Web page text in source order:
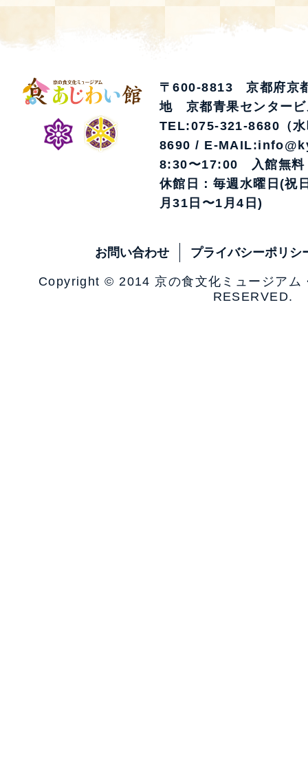
講演会付き料理教室
〒600-8813 京都府京
地 京都青果センタービ
TEL:075-321-8680（
8690 / E-
8:30〜17:00 入館無料
休館日：毎週水曜日(祝
月31日〜1月4日)
お問い合わせ プライバシーポリシ
Copyright © 2014 京の食文化ミュージア
RESERVED.